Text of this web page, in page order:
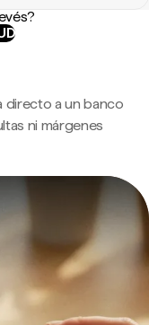
directo a un banco
ni márgenes